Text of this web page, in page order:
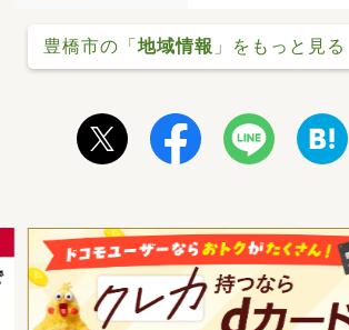
豊橋市の「地域情報 」をもっと見る